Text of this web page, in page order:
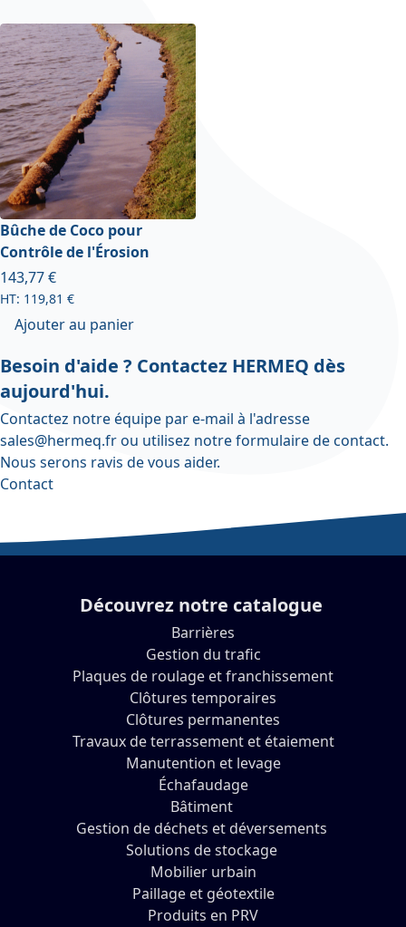
Bûche de Coco pour
Contrôle de l'Érosion
143,77 €
119,81 €
Ajouter au panier
Besoin d'aide ? Contactez HERMEQ dès
aujourd'hui.
Contactez notre équipe par e-mail à l'adresse
sales@hermeq.frou utilisez notreformulaire de contact.
Nous serons ravis de vous aider.
Contact
Découvrez notre catalogue
Barrières
Gestion du trafic
Plaques de roulage et franchissement
Clôtures temporaires
Clôtures permanentes
Travaux de terrassement et étaiement
Manutention et levage
Échafaudage
Bâtiment
Gestion de déchets et déversements
Solutions de stockage
Mobilier urbain
Paillage et géotextile
Produits en PRV